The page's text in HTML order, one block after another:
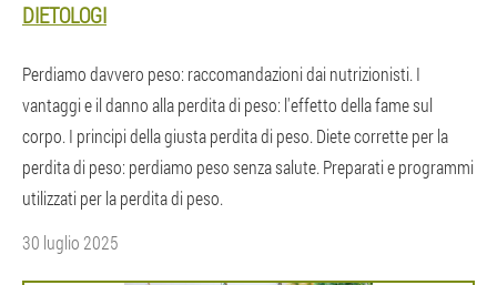
DIETOLOGI
Perdiamo davvero peso: raccomandazioni dai nutrizionisti. I
vantaggi e il danno alla perdita di peso: l'effetto della fame sul
corpo. I principi della giusta perdita di peso. Diete corrette per la
perdita di peso: perdiamo peso senza salute. Preparati e programmi
utilizzati per la perdita di peso.
30 luglio 2025